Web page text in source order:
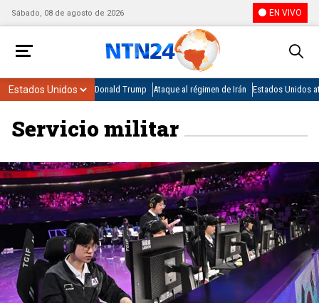
Sábado, 08 de agosto de 2026 EN VIVO
Donald Trump Ataque al régimen de Irán Estados Unidos
Servicio militar